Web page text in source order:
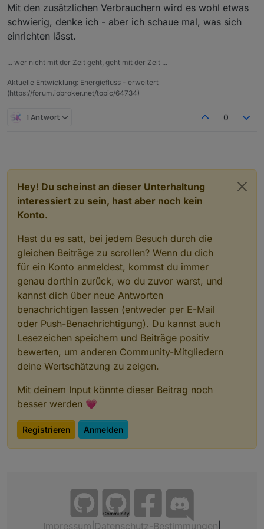
Mit den zusätzlichen Verbrauchern wird es wohl etwas
schwierig, denke ich - aber ich schaue mal, was sich
einrichten lässt.
... wer nicht mit der Zeit geht, geht mit der Zeit ...
Aktuelle Entwicklung: Energiefluss - erweitert
(https://forum.iobroker.net/topic/64734)
1 Antwort 0
Hey! Du scheinst an dieser Unterhaltung
interessiert zu sein, hast aber noch kein
Konto.
Hast du es satt, bei jedem Besuch durch die
gleichen Beiträge zu scrollen? Wenn du dich
für ein Konto anmeldest, kommst du immer
genau dorthin zurück, wo du zuvor warst, und
kannst dich über neue Antworten
benachrichtigen lassen (entweder per E-Mail
oder Push-Benachrichtigung). Du kannst auch
Lesezeichen speichern und Beiträge positiv
bewerten, um anderen Community-Mitgliedern
deine Wertschätzung zu zeigen.
Mit deinem Input könnte dieser Beitrag noch
besser werden 💗
Registrieren Anmelden
Community
Impressum Datenschutz-Bestimmungen